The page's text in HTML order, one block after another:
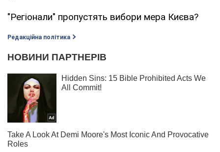
"Регіонали" пропустять вибори мера Києва?
Редакційна політика